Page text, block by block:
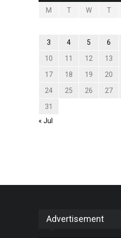
M T W T
3 4 5 6
10 11 12 13
17 18 19 20
24 25 26 27
31
« Jul
Advertisement